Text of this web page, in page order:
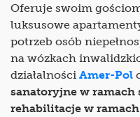
Oferuje swoim
luksusowe
potrzeb osób
na wózkach
działalności Amer-Pol
sanatoryjne w ramach
rehabilitacje w